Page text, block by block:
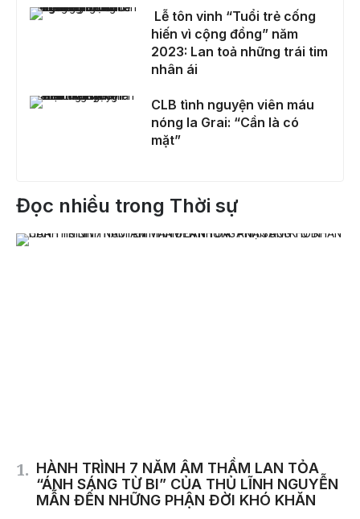
Lễ tôn vinh “Tuổi trẻ cống hiến vì cộng đồng” năm 2023: Lan toả những trái tim nhân ái
Lễ tôn vinh “Tuổi trẻ cống
hiến vì cộng đồng” năm
2023: Lan toả những trái tim
nhân ái
CLB tình nguyện viên máu nóng Ia Grai: “Cần là có mặt”
CLB tình nguyện viên máu
nóng Ia Grai: “Cần là có
mặt”
Đọc nhiều trong Thời sự
HÀNH TRÌNH 7 NĂM ÂM THẦM LAN TỎA
“ÁNH SÁNG TỪ BI” CỦA THỦ LĨNH NGUYỄN
MẪN ĐẾN NHỮNG PHẬN ĐỜI KHÓ KHĂN